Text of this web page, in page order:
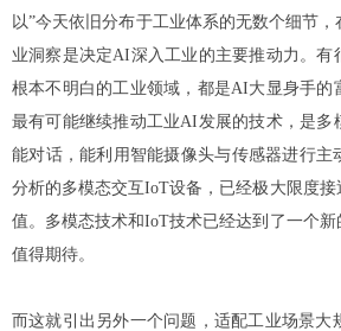
以”今天依旧分布于工业体系的无数个细节
业洞察是决定AI深入工业的主要推动力。有
根本不明白的工业领域，都是AI大显身手的
最有可能继续推动工业AI发展的技术，是多
能对话，能利用智能摄像头与传感器进行主
分析的多模态交互IoT设备，已经极大限度
值。多模态技术和IoT技术已经达到了一个
值得期待。
而这就引出另外一个问题，适配工业场景大